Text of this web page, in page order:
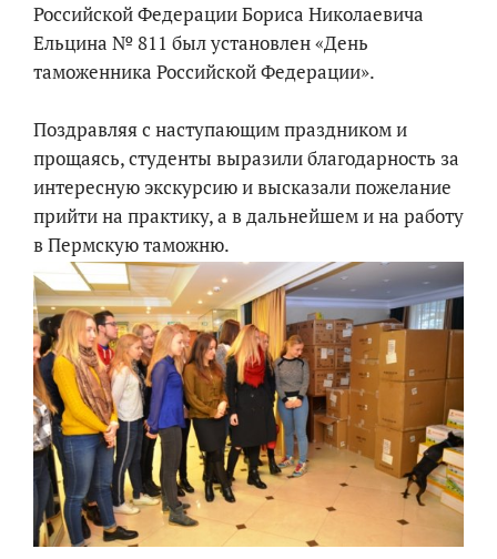
Российской Федерации Бориса Николаевича
Ельцина № 811 был установлен «День
таможенника Российской Федерации».
Поздравляя с наступающим праздником и
прощаясь, студенты выразили благодарность за
интересную экскурсию и высказали пожелание
прийти на практику, а в дальнейшем и на работу
в Пермскую таможню.